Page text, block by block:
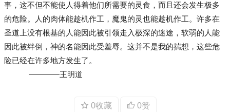
事，这不但不能使人得着他们所需要的灵食，而且还会发生极多
的危险。人的肉体能趁机作工，魔鬼的灵也能趁机作工。许多在
圣道上没有根基的人能因此被引领走入极深的迷途，软弱的人能
因此被绊倒，神的名能因此受羞辱。这并不是我的揣想，这些危
险已经在许多地方发生了。
————王明道
0收藏 0赞